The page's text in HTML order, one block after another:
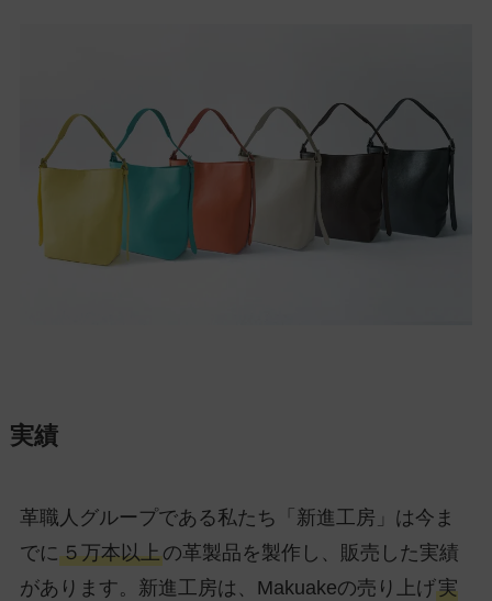
実績
革職人グループである私たち「新進工房」は今ま
でに５万本以上の革製品を製作し、販売した実績
があります。新進工房は、Makuakeの売り上げ実